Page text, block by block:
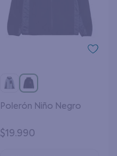
Polerón Niño Negro
$19.990